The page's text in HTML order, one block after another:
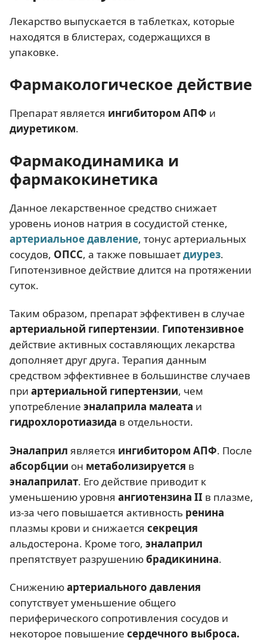
Лекарство выпускается в таблетках, которые
находятся в блистерах, содержащихся в
упаковке.
Фармакологическое действие
Препарат является ингибитором АПФ и
диуретиком.
Фармакодинамика и
фармакокинетика
Данное лекарственное средство снижает
уровень ионов натрия в сосудистой стенке,
артериальное давление, тонус артериальных
сосудов, ОПСС, а также повышаетдиурез.
Гипотензивное действие длится на протяжении
суток.
Таким образом, препарат эффективен в случае
артериальной гипертензии. Гипотензивное
действие активных составляющих лекарства
дополняет друг друга. Терапия данным
средством эффективнее в большинстве случаев
при артериальной гипертензии, чем
употребление эналаприла малеата и
гидрохлоротиазида в отдельности.
Эналаприл является ингибитором АПФ. После
абсорбции он метаболизируется в
эналаприлат. Его действие приводит к
уменьшению уровня ангиотензина II в плазме,
из-за чего повышается активность ренина
плазмы крови и снижается секреция
альдостерона. Кроме того, эналаприл
препятствует разрушениюбрадикинина.
Снижениюартериального давления
сопутствует уменьшение общего
периферического сопротивления сосудов и
некоторое повышение сердечного выброса.